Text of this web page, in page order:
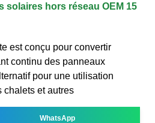
solaires hors réseau OEM 15
est conçu pour convertir
continu des panneaux
pour une utilisation
chalets et autres
WhatsApp